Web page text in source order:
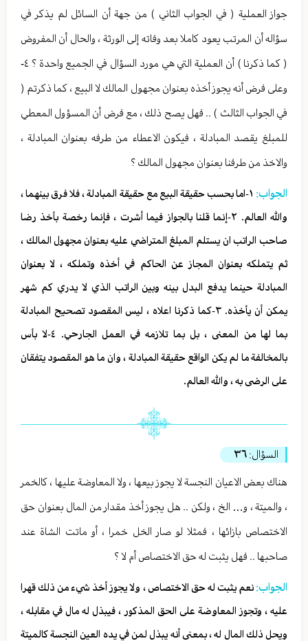
جواز العملية ( في الجواب الثاني ) من جهة أن السائل لم يذكر في
سؤاله أن المرتب يعود كاملا بعد وفاته إلى الورثة ، والحال أن المفروض
( كما ذكرنا ) أن العملية التي هي مورد السؤال في الجميع واحدة ؟ ٤-
وعلى فرض أنه يجوز أخذه بعنوان مجهول المالك لا البيع ، كما ذكرتم (
في الجواب الثالث ) .. فهل يصح ذلك ، مع فرض أن المسؤول المعطي
للمبلغ يقصد المبادلة ، فيكون الاعطاء من طرفه بعنوان المبادلة ،
والاخذ من طرفنا بعنوان مجهول المالك ؟
الجواب: ١-اما بحسب حقيقة البيع مع حقيقة المبادلة ، فلا فرق بينهما ،
والله العالم. ٢-إنما قلنا بالجواز فيما أشرت ، فإنما رخصة بأخذ رضا
صاحب الراتب ان يستلم المبلغ المتراضي عليه بعنوان مجهول المالك ،
ثم يتملكه بعنوان المجاز عن الحاكم في أخذه وتملكه ، لا بعنوان
المبادلة حينما يدفع البدل بينه وبين الراتب الذي لا يدري كم شهر
يمكن أن يأخذه. ٣-كما ذكرنا اعلاه ، ليس المقصود تصحيح المبادلة
بما لها من المعنى ، بل بما تلازمه في العمل الجارحي. ٤-لا بأس
بالمخالفة ما لم يكن الواقع حقيقة المبادلة ، وان ما هو المقصود يتفقان
على الرضى به ، والله العالم.
السؤال: ٣٦
هناك بعض الاعيان النجسة لا يجوز بيعها ، ولا المعاوضة عليها ، كالخمر
، والميتة ، و… الخ ، ولكن .. هل يجوز أخذ مقدار من المال بعنوان حق
الاختصاص بازائها ، فمثلا لو صار الخل خمرا ، أو ماتت الشاة عند
صاحبها .. فهل يثبت له حق الاختصاص أم لا ؟
الجواب:نعم يثبت له حق الاختصاص ، ولا يجوز أخذ شيء من ذلك قهرا
عليه ، وتجوز المعاوضة على الحق المذكور ، فيبذل له مال في مقابله ،
ويحل ذلك المال له ، بمعنى أنه يبذل لمن في يده العين النجسة كالميتة